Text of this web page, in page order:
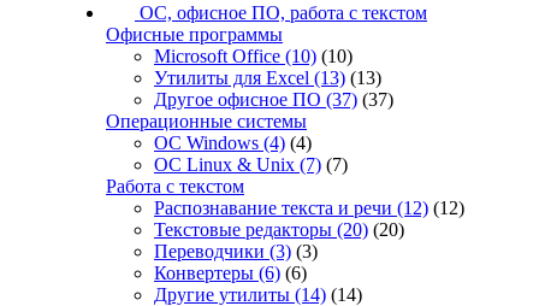
ОС, офисное ПО, работа с текстом
Офисные программы
Microsoft Office (10) (10)
Утилиты для Excel (13) (13)
Другое офисное ПО (37) (37)
Операционные системы
ОС Windows (4) (4)
ОС Linux & Unix (7) (7)
Работа с текстом
Распознавание текста и речи (12) (12)
Текстовые редакторы (20) (20)
Переводчики (3) (3)
Конвертеры (6) (6)
Другие утилиты (14) (14)